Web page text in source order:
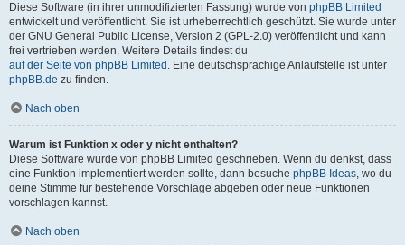
Diese Software (in ihrer unmodifizierten Fassung) wurde von phpBB Limited
entwickelt und veröffentlicht. Sie ist urheberrechtlich geschützt. Sie wurde unter
der GNU General Public License, Version 2 (GPL-2.0) veröffentlicht und kann
frei vertrieben werden. Weitere Details findest du
auf der Seite von phpBB Limited . Eine deutschsprachige Anlaufstelle ist unter
phpBB.de zu finden.
Nach oben
Warum ist Funktion x oder y nicht enthalten?
Diese Software wurde von phpBB Limited geschrieben. Wenn du denkst, dass
eine Funktion implementiert werden sollte, dann besuche phpBB Ideas, wo du
deine Stimme für bestehende Vorschläge abgeben oder neue Funktionen
vorschlagen kannst.
Nach oben